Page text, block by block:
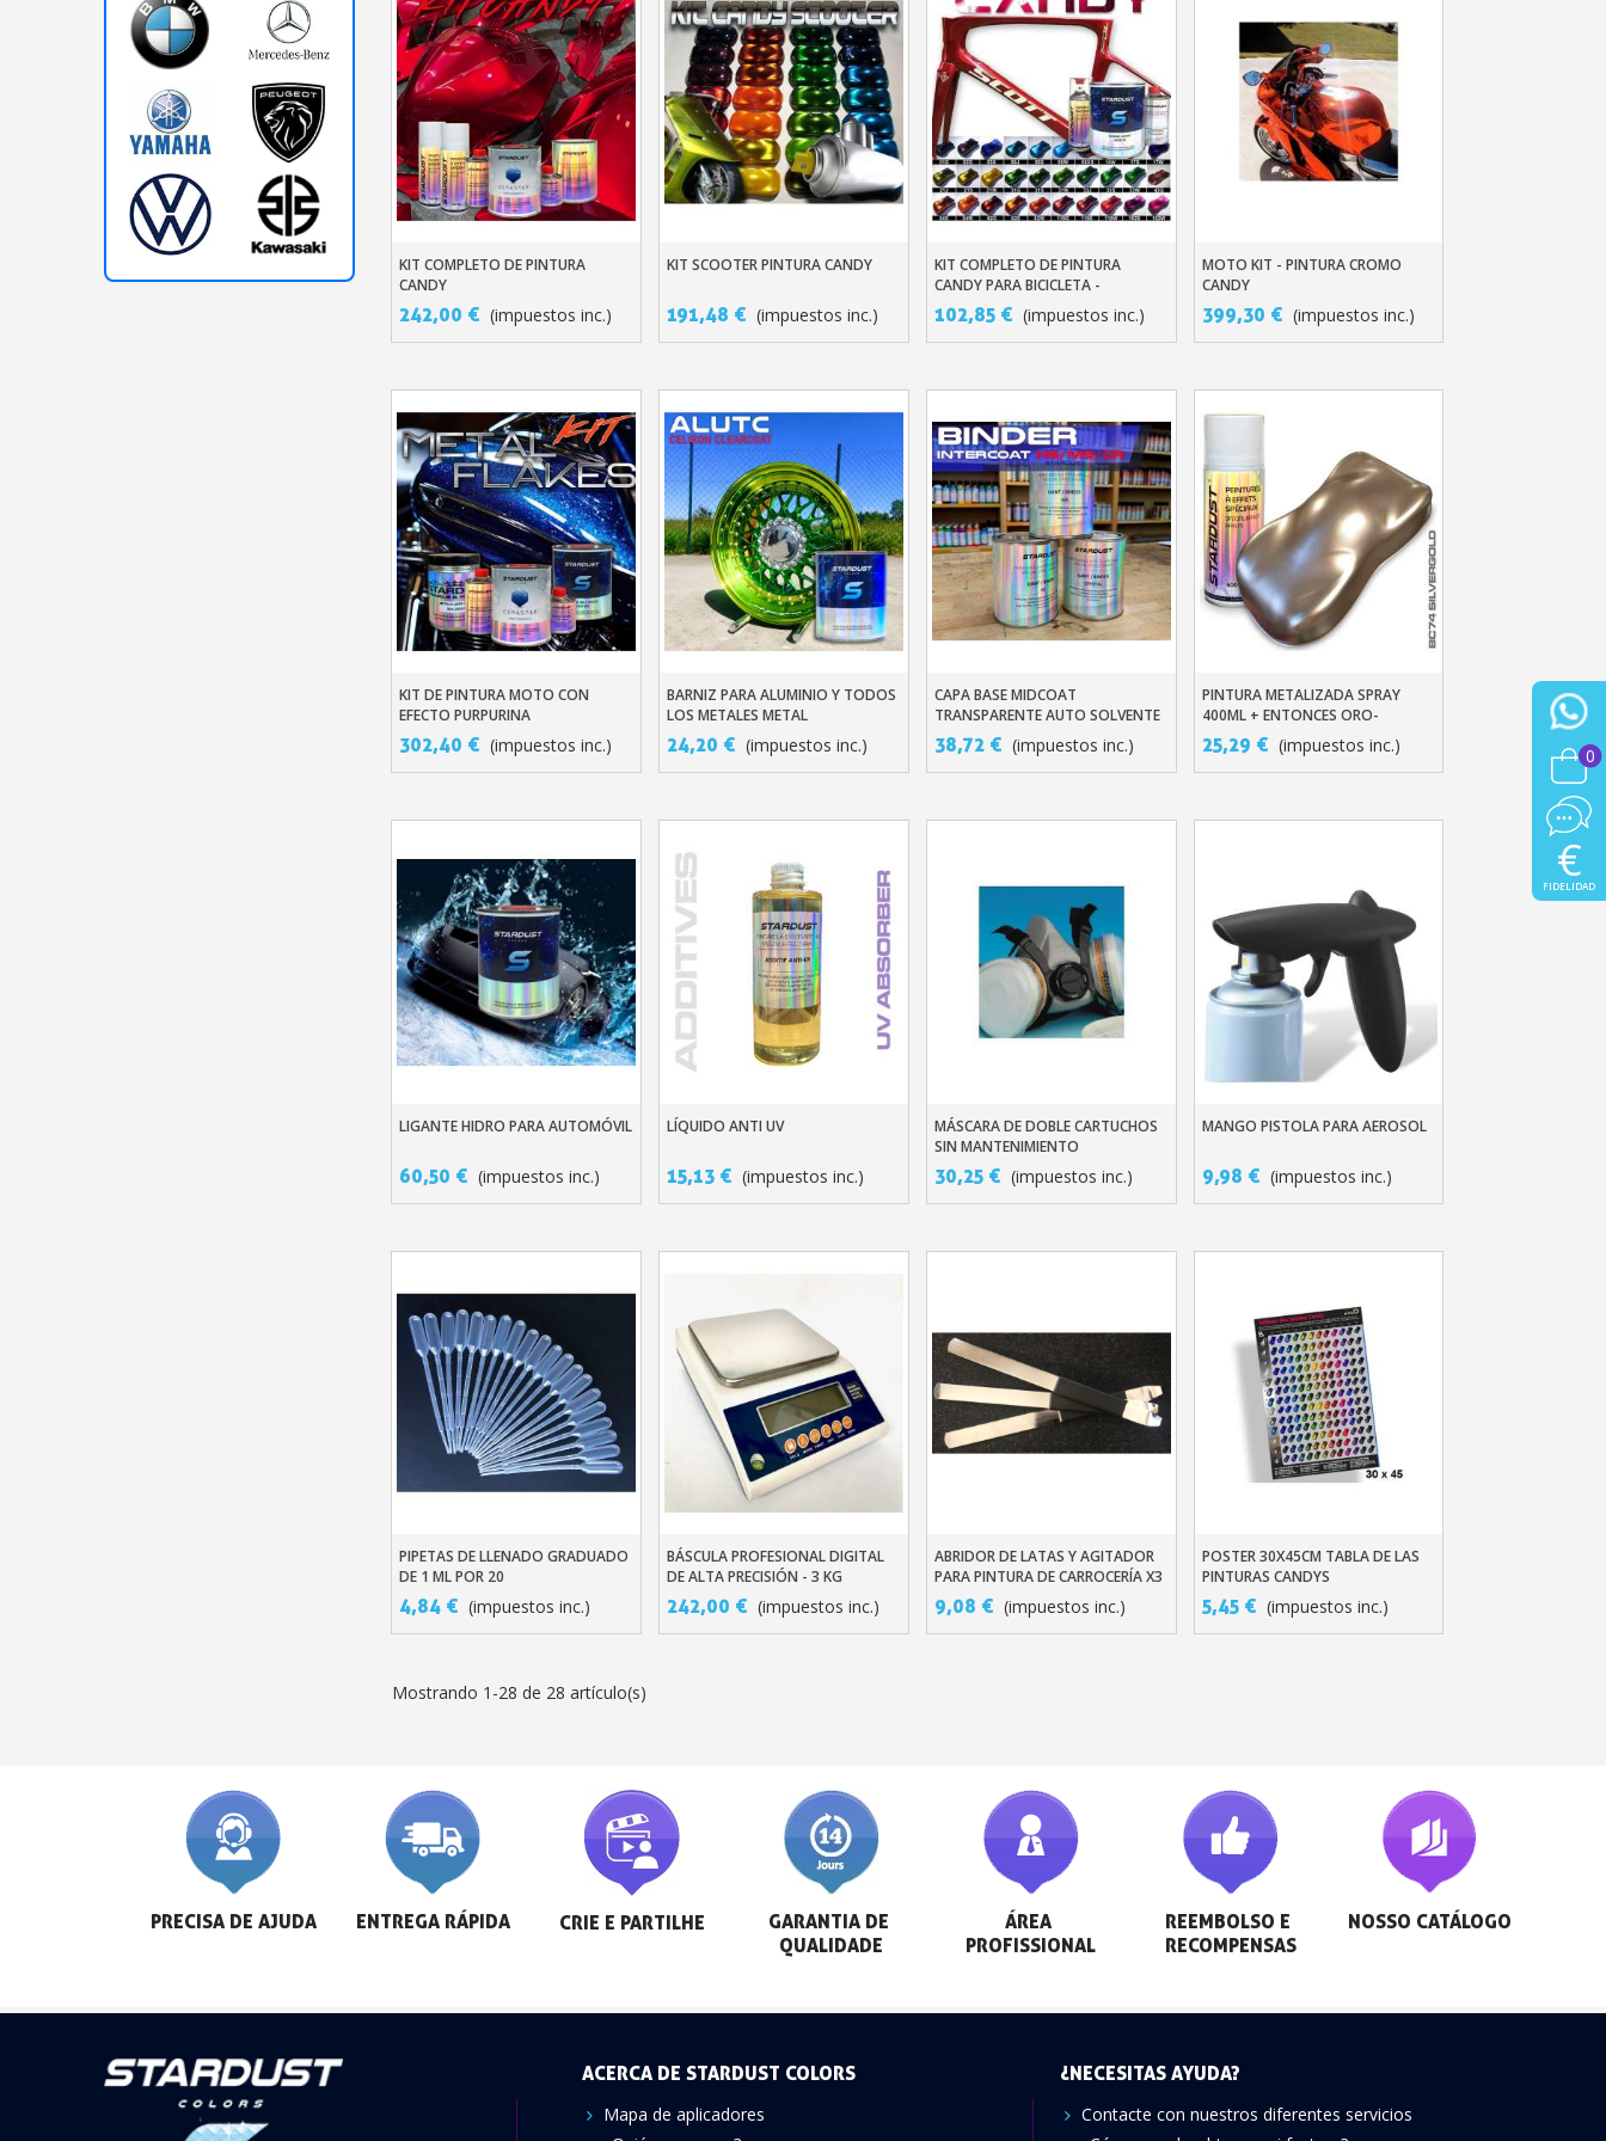
Añadir Al Carrito
KIT COMPLETO DE PINTURA
CANDY
242,00 € (impuestos inc.)
Añadir Al Carrito
KIT SCOOTER PINTURA CANDY
191,48 € (impuestos inc.)
Añadir Al Carrito
KIT COMPLETO DE PINTURA
CANDY PARA BICICLETA -
STARDUST BIKE
102,85 € (impuestos inc.)
Añadir Al Carrito
MOTO KIT - PINTURA CROMO
CANDY
399,30 € (impuestos inc.)
Añadir Al Carrito
KIT DE PINTURA MOTO CON
EFECTO PURPURINA
302,40 € (impuestos inc.)
Añadir Al Carrito
BARNIZ PARA ALUMINIO Y TODOS
LOS METALES METAL
24,20 € (impuestos inc.)
Añadir Al Carrito
CAPA BASE MIDCOAT
TRANSPARENTE AUTO SOLVENTE
- BASE 1C
38,72 € (impuestos inc.)
Añadir Al Carrito
PINTURA METALIZADA SPRAY
400ML + ENTONCES ORO-
BRONCE-COBRE-ALUMINIO
25,29 € (impuestos inc.)
Añadir Al Carrito
LIGANTE HIDRO PARA AUTOMÓVIL
60,50 € (impuestos inc.)
Añadir Al Carrito
LÍQUIDO ANTI UV
15,13 € (impuestos inc.)
Añadir Al Carrito
MÁSCARA DE DOBLE CARTUCHOS
SIN MANTENIMIENTO
30,25 € (impuestos inc.)
Añadir Al Carrito
MANGO PISTOLA PARA AEROSOL
9,98 € (impuestos inc.)
Añadir Al Carrito
PIPETAS DE LLENADO GRADUADO
DE 1 ML POR 20
4,84 € (impuestos inc.)
Añadir Al Carrito
BÁSCULA PROFESIONAL DIGITAL
DE ALTA PRECISIÓN - 3 KG
242,00 € (impuestos inc.)
Añadir Al Carrito
ABRIDOR DE LATAS Y AGITADOR
PARA PINTURA DE CARROCERÍA X3
9,08 € (impuestos inc.)
Vista Rápida
POSTER 30X45CM TABLA DE LAS
PINTURAS CANDYS
5,45 € (impuestos inc.)
Mostrando 1-28 de 28 artículo(s)
PRECISA DE AJUDA ENTREGA RÁPIDA CRIE E PARTILHE
GARANTIA DE
QUALIDADE
ÁREA
PROFISSIONAL
REEMBOLSO E
RECOMPENSAS
NOSSO CATÁLOGO
ACERCA DE STARDUST COLORS
Mapa de aplicadores
¿NECESITAS AYUDA?
Contacte con nuestros diferentes servicios
0
€
FIDELIDAD